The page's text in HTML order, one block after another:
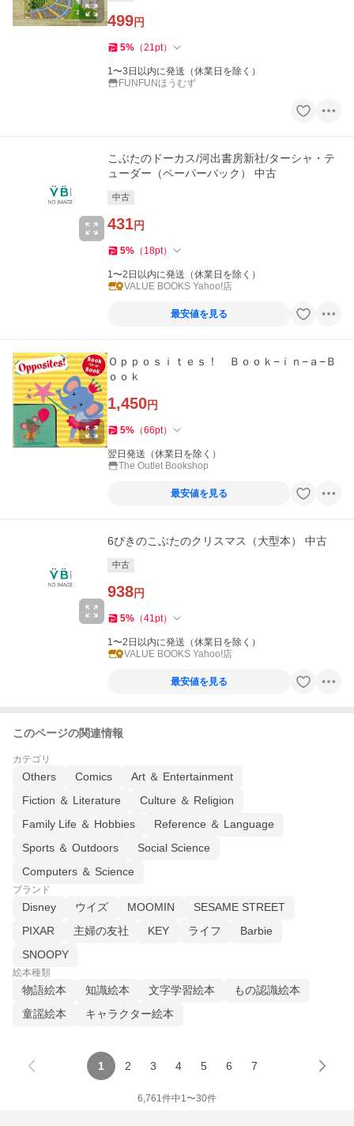
499円
5% （21pt）
1〜3日以内に発送（休業日を除く）
FUNFUNほうむず
こぶたのドーカス/河出書房新社/ターシャ・テ
ューダー（ペーパーバック） 中古
中古
431円
5% （ 18pt）
1〜2日以内に発送（休業日を除く）
VALUE BOOKS Yahoo!店
最安値を見る
Ｏｐｐｏｓｉｔｅｓ！ Ｂｏｏｋ−ｉｎ−ａ−Ｂ
ｏｏｋ
1,450円
5% （66pt）
翌日発送（休業日を除く）
The Outlet Bookshop
最安値を見る
6ぴきのこぶたのクリスマス（大型本） 中古
中古
938円
5% （41pt）
1〜2日以内に発送（休業日を除く）
VALUE BOOKS Yahoo!店
最安値を見る
このページの関連情報
カテゴリ
Others Comics
Art ＆ Entertainment
Fiction ＆ Literature
Culture ＆ Religion
Family Life ＆ Hobbies
Reference ＆ Language
Sports ＆ Outdoors
Social Science
Computers ＆ Science
ブランド
Disney ウイズ MOOMIN
SESAME STREET
PIXAR
主婦の友社 KEY ライフ
Barbie
SNOOPY
絵本種類
物語絵本 知識絵本 文字学習絵本
もの認識絵本
童謡絵本
キャラクター絵本
1 2 3 4 5 6 7
6,761件中1〜30件